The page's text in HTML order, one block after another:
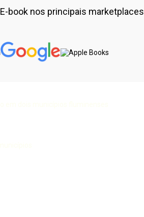
book nos principais marketplaces